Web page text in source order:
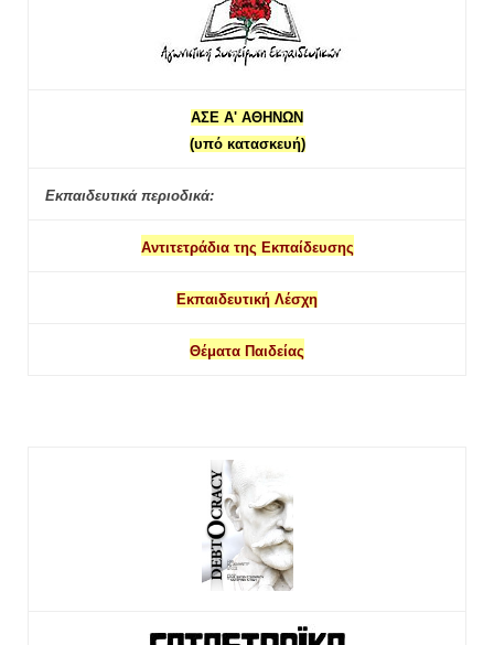
ΑΣΕ Α' ΑΘΗΝΩΝ
(υπό κατασκευή)
Εκπαιδευτικά περιοδικά:
Αντιτετράδια της Εκπαίδευσης
Εκπαιδευτική Λέσχη
Θέματα Παιδείας